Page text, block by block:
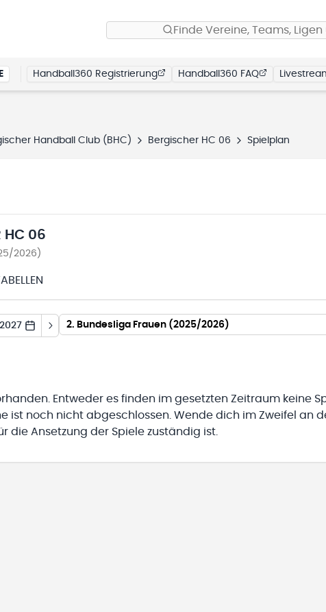
Finde Vereine, Teams, Ligen
Handball360 Registrierung Handball360 FAQ
Handball Club (BHC) Bergischer HC 06 Spielplan
HC 06
2026)
2. Bundesliga Frauen (2025/2026)
Entweder es finden im gesetzten Zeitraum keine
ist noch nicht abgeschlossen. Wende dich im Zweifel an
die Ansetzung der Spiele zuständig ist.